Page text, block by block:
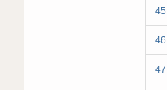
45
46
47